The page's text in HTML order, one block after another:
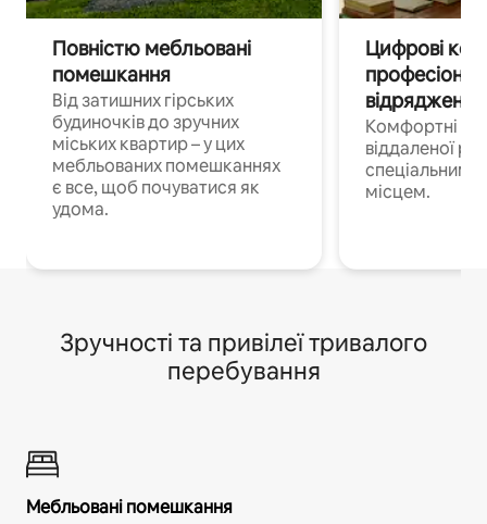
Повністю мебльовані
помешкання
Від затишних гірських
будиночків до зручних
міських квартир – у цих
мебльованих помешканнях
є все, щоб почуватися як
удома.
Цифрові
Комфортні
віддаленої
спеціальним
місцем.
Зручності та привілеї тривалого
перебування
Мебльовані помешкання